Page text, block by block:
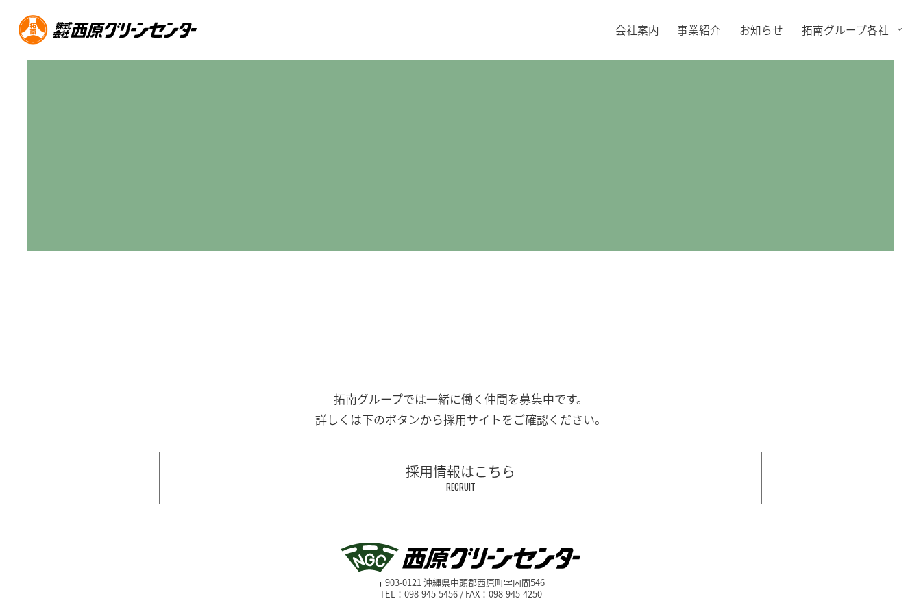
会社案内 事業紹介 お知らせ 拓南グループ各社
拓南グループでは一緒に働く 仲間を募集中です。
詳しくは下のボタンから採用サイトをご確認ください。
採用情報はこちら
RECRUIT
〒903-0121 沖縄県中頭郡西原町字内間546
TEL：098-945-5456 / FAX：098-945-4250